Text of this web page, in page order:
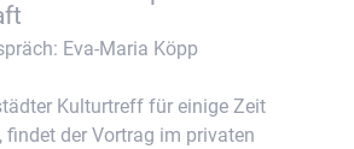
Eva-Maria Köpp
Kulturtreff für einige Zeit
findet der Vortrag im privaten